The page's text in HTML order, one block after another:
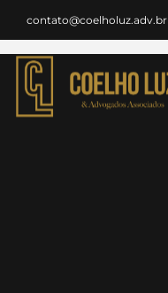
contato@coelholuz.adv.br